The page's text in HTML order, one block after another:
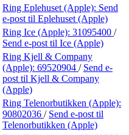
Ring Eplehuset (Apple): Send
e-post til Eplehuset (Apple)
Ring Ice (Apple): 31095400 /
Send e-post til Ice (Apple)
Ring Kjell & Company
(Apple): 69520904 / Send e-
post til Kjell & Company
(Apple)
Ring Telenorbutikken (Apple):
90802036 / Send e-post til
Telenorbutikken (Apple)